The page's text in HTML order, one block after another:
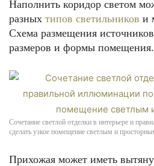
Наполнить коридор светом
разных типов светильников и
Схема размещения источников
размеров и формы помещения.
Сочетание светлой отделки в интерьере и
сделать узкое помещение светлым и
Прихожая может иметь